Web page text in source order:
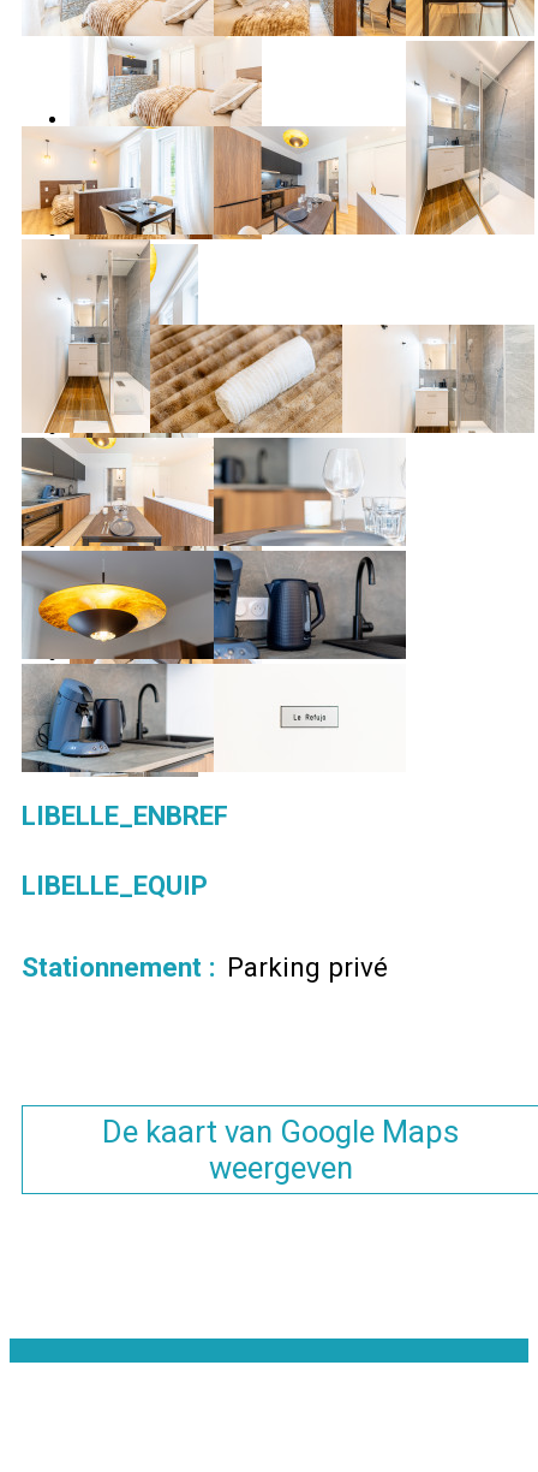
LIBELLE_ENBREF
LIBELLE_EQUIP
Stationnement : Parking privé
De kaart van Google Maps
weergeven